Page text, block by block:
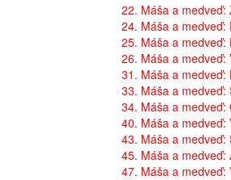
22. Máša a medveď:
24. Máša a medveď:
25. Máša a medveď:
26. Máša a medveď:
31. Máša a medveď:
33. Máša a medveď:
34. Máša a medveď:
40. Máša a medveď:
43. Máša a medveď:
45. Máša a medveď:
47. Máša a medveď: